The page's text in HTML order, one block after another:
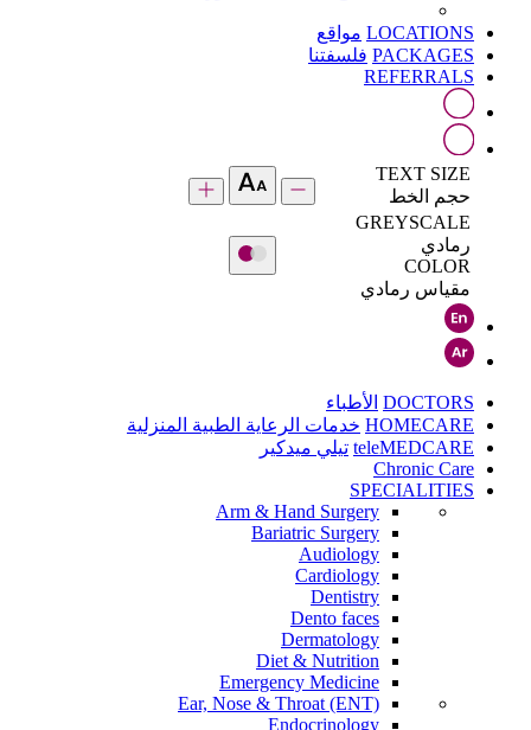
LOCATIONS مواقع
PACKAGES فلسفتنا
REFERRALS
TEXT SIZE
حجم الخط
GREYSCALE
رمادي
COLOR
مقياس رمادي
DOCTORS الأطباء
HOMECARE خدمات الرعاية الطبية المنزلية
teleMEDCARE تيلي ميدكير
Chronic Care
SPECIALITIES
Arm & Hand Surgery
Bariatric Surgery
Audiology
Cardiology
Dentistry
Dento faces
Dermatology
Diet & Nutrition
Emergency Medicine
Ear, Nose & Throat (ENT)
Endocrinology